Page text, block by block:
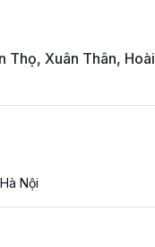
Thọ, Xuân Thân, Hoài
Nội